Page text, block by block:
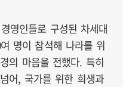
영인들로 구성된 차세대
명이 참석해 나라를 위
의 마음을 전했다. 특히
어, 국가를 위한 희생과